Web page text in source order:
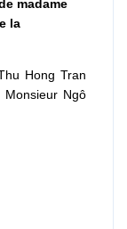
madame
la
Hong Tran
Ngô